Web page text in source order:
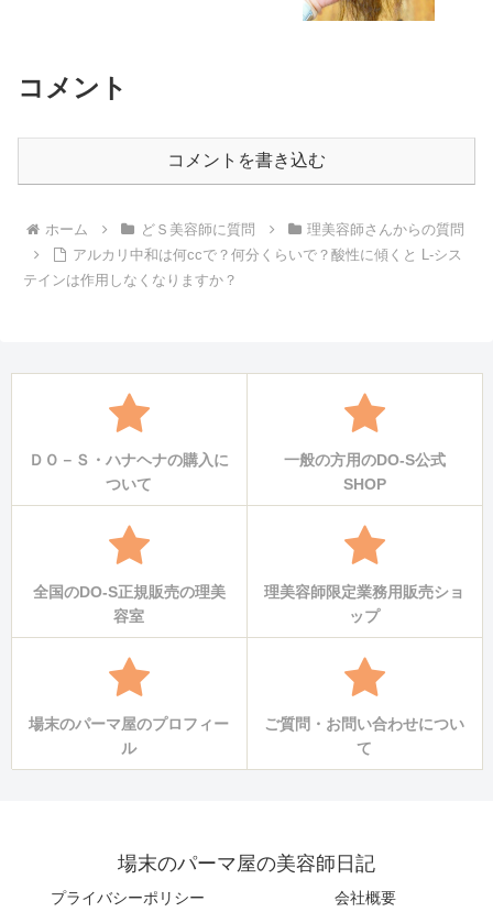
コメント
コメントを書き込む
ホーム どＳ美容師に質問
理美容師さんからの質問
アルカリ中和は何ccで？何分くらいで？酸性に傾くと L-シス
テインは作用しなくなりますか？
ＤＯ－Ｓ・ハナヘナの購入に
ついて
一般の方用のDO-S公式
SHOP
全国のDO-S正規販売の理美
容室
理美容師限定業務用販売ショ
ップ
場末のパーマ屋のプロフィー
ル
ご質問・お問い合わせについ
て
場末のパーマ屋の美容師日記
プライバシーポリシー 会社概要